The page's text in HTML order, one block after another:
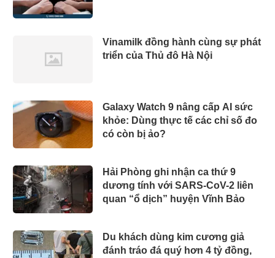
Vinamilk đồng hành cùng sự phát
triển của Thủ đô Hà Nội
Galaxy Watch 9 nâng cấp AI sức
khỏe: Dùng thực tế các chỉ số đo
có còn bị ảo?
Hải Phòng ghi nhận ca thứ 9
dương tính với SARS-CoV-2 liên
quan “ổ dịch” huyện Vĩnh Bảo
Du khách dùng kim cương giả
đánh tráo đá quý hơn 4 tỷ đồng,